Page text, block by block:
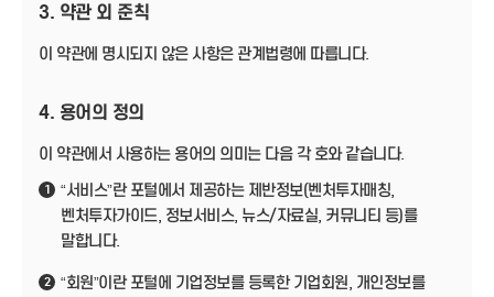
3. 약관 외 준칙
이 약관에 명시되지 않은 사항은 관계법령에 따릅니다.
4. 용어의 정의
이 약관에서 사용하는 용어의 의미는 다음 각 호와 같습니다.
1
“서비스”란 포털에서 제공하는 제반정보(벤처투자매칭,
벤처투자가이드, 정보서비스, 뉴스/자료실, 커뮤니티 등)를
말합니다.
2
“회원”이란 포털에 기업정보를 등록한 기업회원, 개인정보를